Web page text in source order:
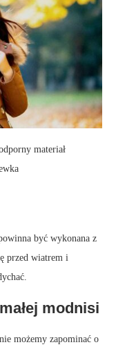
materiał
być wykonana z
przed wiatrem i
modnisi
możemy zapominać o